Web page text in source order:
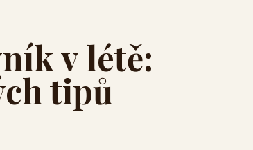
v létě:
tipů